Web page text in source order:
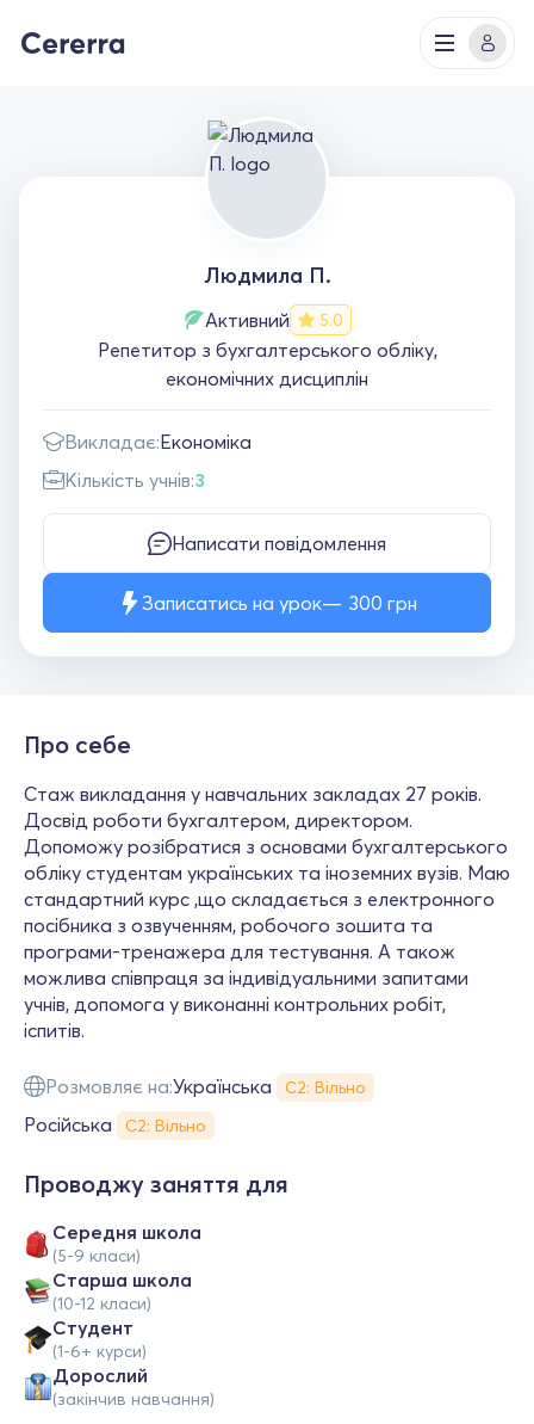
Людмила П.
Активний 5.0
Репетитор з бухгалтерського обліку,
економічних дисциплін
Викладає:Економіка
Кількість учнів:3
Написати повідомлення
Записатись на урок 300 грн
Про себе
Стаж викладання у навчальних закладах 27 років.
Досвід роботи бухгалтером, директором.
Допоможу розібратися з основами бухгалтерського
обліку студентам українських та іноземних вузів. Маю
стандартний курс ,що складається з електронного
посібника з озвученням, робочого зошита та
програми-тренажера для тестування. А також
можлива співпраця за індивідуальними запитами
учнів, допомога у виконанні контрольних робіт,
іспитів.
Розмовляє на:Українська С2: Вільно
Російська С2: Вільно
Проводжу заняття для
Середня школа
(5-9 класи)
Старша школа
(10-12 класи)
Студент
(1-6+ курси)
Дорослий
(закінчив навчання)